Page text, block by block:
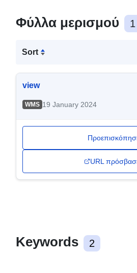
Φύλλα μερισμού 1
Sort
view
WMS 19 January 2024
URL
Keywords 2